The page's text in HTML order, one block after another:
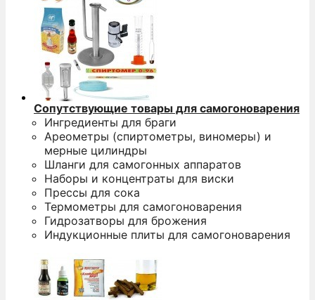
Сопутствующие товары для самогоноварения
Ингредиенты для браги
Ареометры (спиртометры, виномеры) и
мерные цилиндры
Шланги для самогонных аппаратов
Наборы и концентраты для виски
Прессы для сока
Термометры для самогоноварения
Гидрозатворы для брожения
Индукционные плиты для самогоноварения